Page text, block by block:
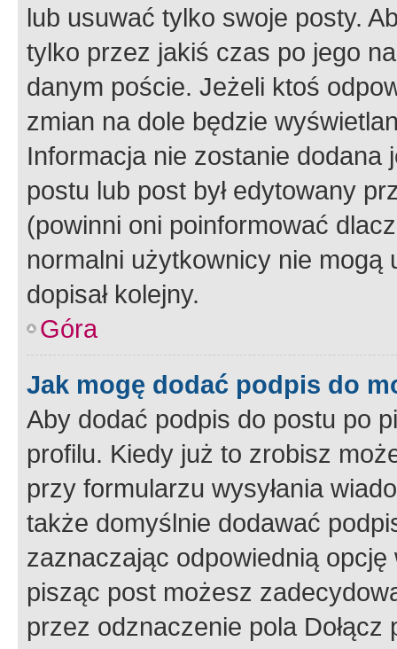
lub usuwać tylko swoje posty.
tylko przez jakiś czas po jego
danym poście. Jeżeli ktoś
zmian na dole będzie
Informacja nie zostanie dodana
postu lub post był edytowany
(powinni oni poinformować
normalni użytkownicy nie
dopisał kolejny.
Góra
Jak mogę dodać podpis do
Aby dodać podpis do postu po
profilu. Kiedy już to zrobisz
przy formularzu wysyłania
także domyślnie dodawać
zaznaczając odpowiednią
pisząc post możesz
przez odznaczenie pola